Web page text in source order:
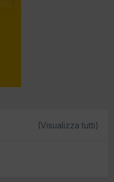
(Visualizza tutti)